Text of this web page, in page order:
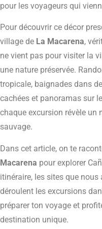
pour les voyageurs qui
Pour découvrir ce décor
village de La Macarena,
ne vient pas pour visiter la
une nature préservée.
tropicale, baignades dans
cachées et panoramas sur
chaque excursion révèle un
sauvage.
Dans cet article, on te
Macarena pour explorer
itinéraire, les sites que
déroulent les excursions
préparer ton voyage et
destination unique.